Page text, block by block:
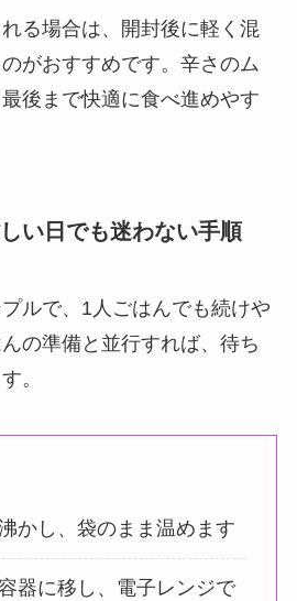
る場合は、開封後に軽く混
がおすすめです。辛さのム
後まで快適に食べ進めやす
い日でも迷わない手順
ルで、1人ごはんでも続けや
の準備と並行すれば、待ち
。
かし、袋のまま温めます
器に移し、電子レンジで